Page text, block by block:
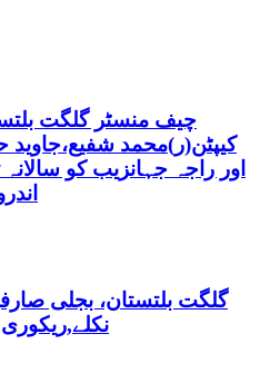
چیف منسٹر گلگت
کیپٹن(ر)محمد شفیع،جاوید
اور راجہ جہانزیب کو